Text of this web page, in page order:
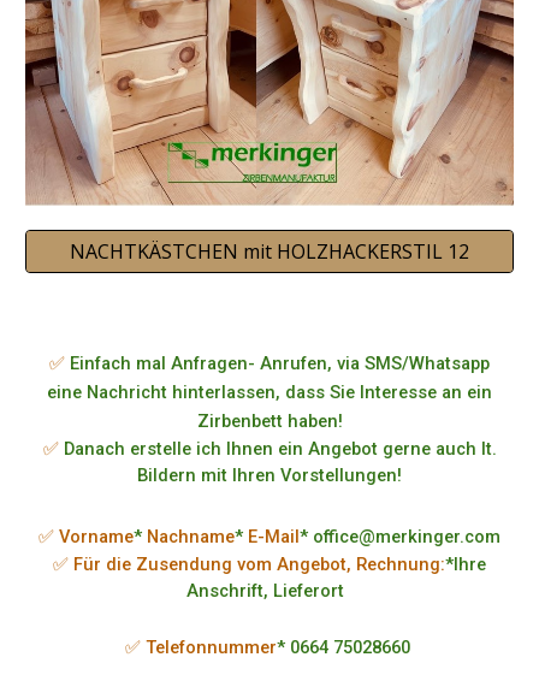
NACHTKÄSTCHEN mit HOLZHACKERSTIL 12
✅ Einfach mal Anfragen- Anrufen, via SMS/Whatsapp
eine Nachricht hinterlassen, dass Sie Interesse an ein
Zirbenbett haben!
✅ Danach erstelle ich Ihnen ein Angebot gerne auch lt.
Bildern mit Ihren Vorstellungen!
✅ Vorname* Nachname* E-Mail* office@merkinger.com
✅ Für die Zusendung vom Angebot, Rechnung:*Ihre
Anschrift, Lieferort
✅ Telefonnummer* 0664 75028660